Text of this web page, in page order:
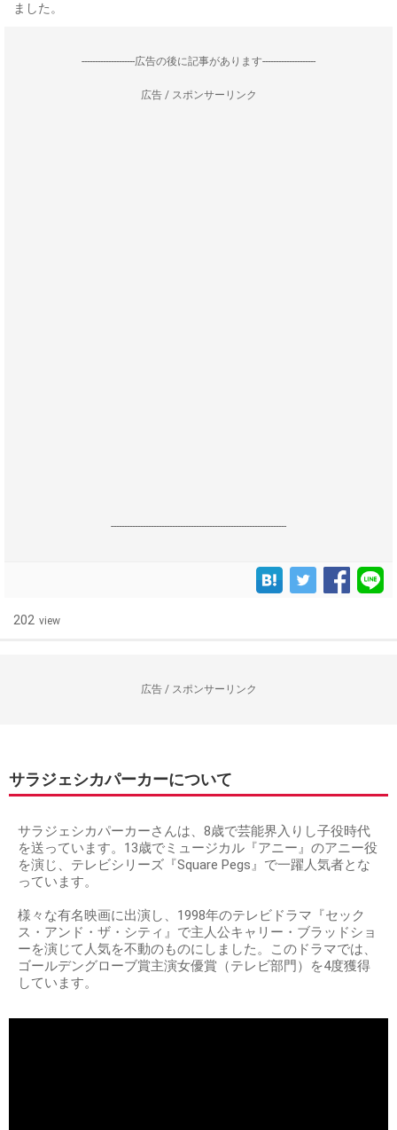
ました。
--------------------広告の後に記事があります--------------------
広告 / スポンサーリンク
------------------------------------------------------------------
202 view
広告 / スポンサーリンク